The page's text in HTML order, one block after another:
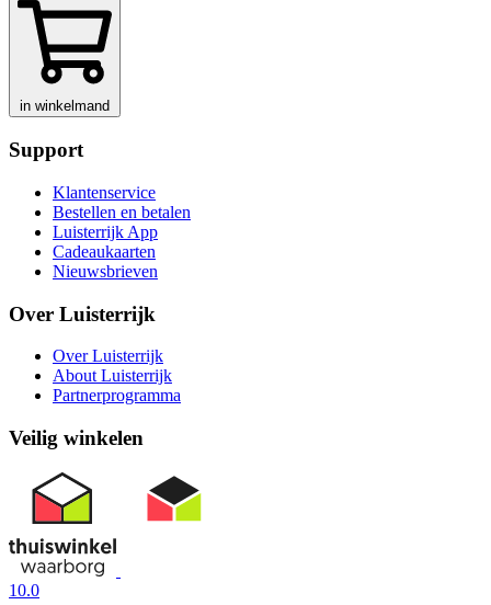
in winkelmand
Support
Klantenservice
Bestellen en betalen
Luisterrijk App
Cadeaukaarten
Nieuwsbrieven
Over Luisterrijk
Over Luisterrijk
About Luisterrijk
Partnerprogramma
Veilig winkelen
10.0